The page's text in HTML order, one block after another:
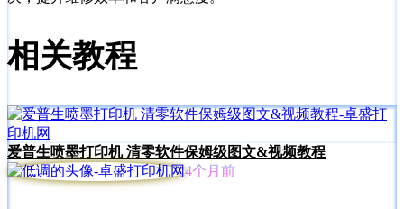
相关教程
爱普生喷墨打印机 清零软件保姆级图文&视频教程
4个月前